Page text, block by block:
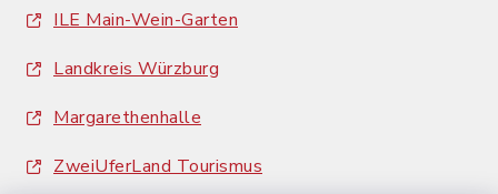
ILE Main-Wein-Garten
Landkreis Würzburg
Margarethenhalle
ZweiUferLand Tourismus